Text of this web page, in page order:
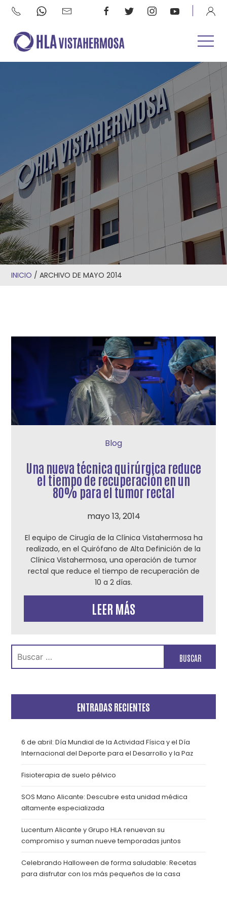
INICIO /ARCHIVO DE MAYO 2014
Blog
Una nueva técnica quirúrgica reduce
el tiempo de recuperación en un
80% para el tumor rectal
mayo 13, 2014
El equipo de Cirugía de la Clínica Vistahermosa ha
realizado, en el Quirófano de Alta Definición de la
Clínica Vistahermosa, una operación de tumor
rectal que reduce el tiempo de recuperación de
10 a 2 días.
LEER MÁS
Buscar:
ENTRADAS RECIENTES
6 de abril: Día Mundial de la Actividad Física y el Día
Internacional del Deporte para el Desarrollo y la Paz
Fisioterapia de suelo pélvico
SOS Mano Alicante: Descubre esta unidad médica
altamente especializada
Lucentum Alicante y Grupo HLA renuevan su
compromiso y suman nueve temporadas juntos
Celebrando Halloween de forma saludable: Recetas
para disfrutar con los más pequeños de la casa